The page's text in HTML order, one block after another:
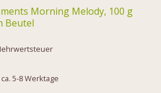
Morning Melody, 100 g
Beutel
5-8 Werktage